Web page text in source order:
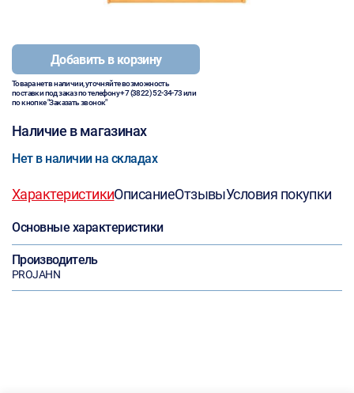
Добавить в корзину
Товара нет в наличии, уточняйте возможность
поставки под заказ по телефону+7 (3822) 52-34-73или
по кнопке "Заказать звонок"
Наличие в магазинах
Нет в наличии на складах
ХарактеристикиОписаниеОтзывыУсловия покупки
Основные характеристики
Производитель
PROJAHN